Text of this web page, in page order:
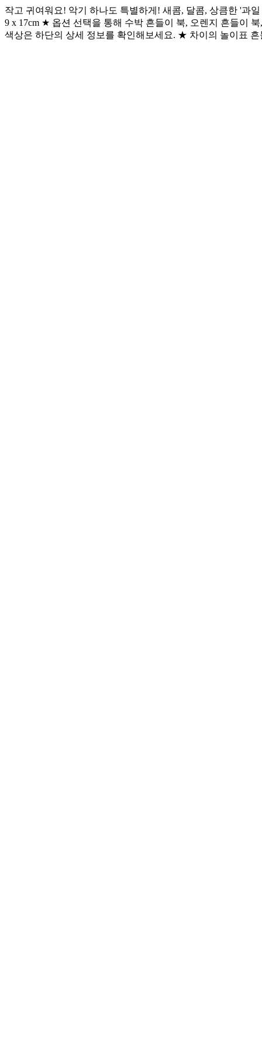
작고 귀여워요! 악기 하나도 특별하게! 새콤, 달콤, 상큼한 '과
9 x 17cm ★ 옵션 선택을 통해 수박 흔들이 북, 오렌지 흔들이
색상은 하단의 상세 정보를 확인해보세요. ★ 차이의 놀이표